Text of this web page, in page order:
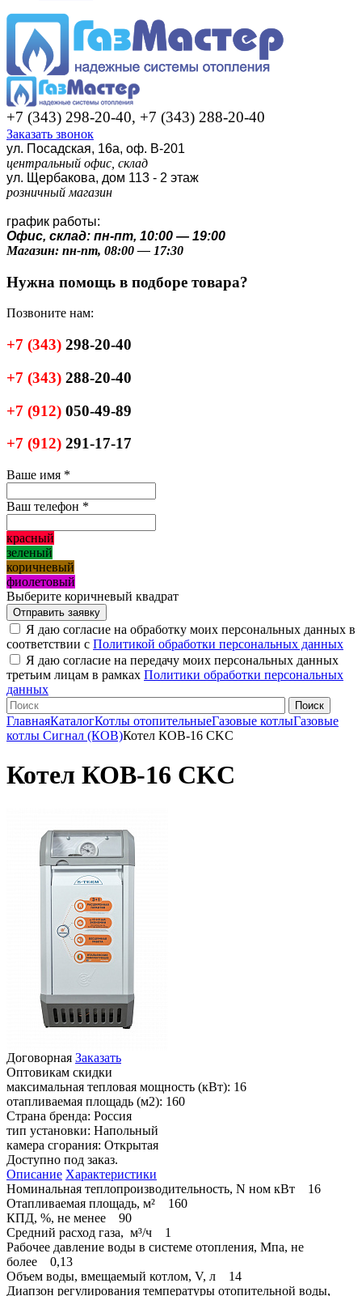
+7 (343) 298-20-40, +7 (343) 288-20-40
Заказать звонок
ул. Посадская, 16а, оф. В-201
центральный офис, склад
ул. Щербакова, дом 113 - 2 этаж
розничный магазин
график работы:
Офис, склад: пн-пт, 10:00 — 19:00
Магазин: пн-пт, 08:00 — 17:30
Нужна помощь в подборе товара?
Позвоните нам:
+7 (343) 298-20-40
+7 (343) 288-20-40
+7 (912) 050-49-89
+7 (912) 291-17-17
Ваше имя *
Ваш телефон *
красный
зеленый
коричневый
фиолетовый
Выберите коричневый квадрат
Я даю согласие на обработку моих персональных данных в
соответствии с Политикой обработки персональных данных
Я даю согласие на передачу моих персональных данных
третьим лицам в рамках Политики обработки персональных
данных
ГлавнаяКаталогКотлы отопительныеГазовые котлыГазовые
котлы Сигнал (КОВ)Котел КОВ-16 СKC
Котел КОВ-16 СKC
Договорная Заказать
Оптовикам скидки
максимальная тепловая мощность (кВт): 16
отапливаемая площадь (м2): 160
Страна бренда: Россия
тип установки: Напольный
камера сгорания: Открытая
Доступно под заказ.
Описание Характеристики
Номинальная теплопроизводительность, N ном кВт 16
Отапливаемая площадь, м² 160
КПД, %, не менее 90
Средний расход газа, м³/ч 1
Рабочее давление воды в системе отопления, Мпа, не
более 0,13
Объем воды, вмещаемый котлом, V, л 14
Диапзон регулирования температуры отопительной воды,